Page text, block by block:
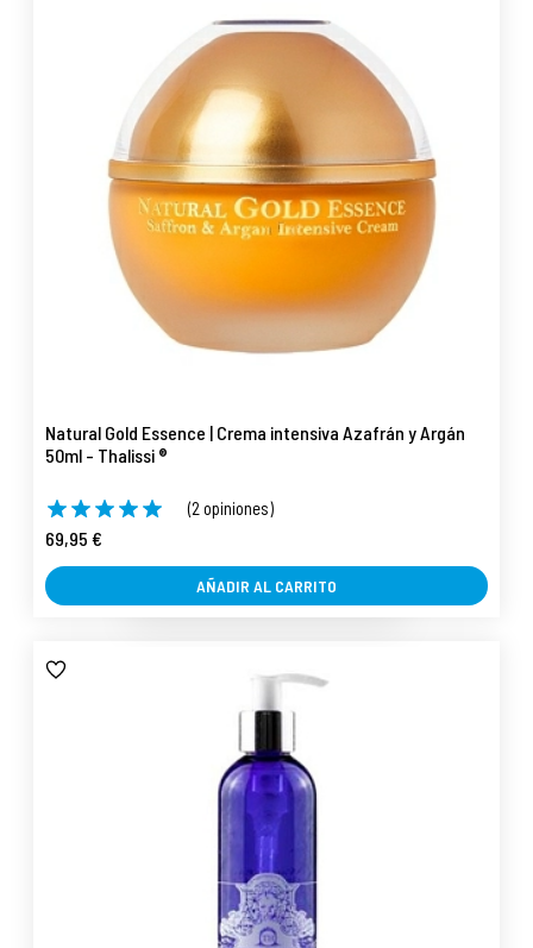
Natural Gold Essence | Crema intensiva Azafrán y Argán
50ml - Thalissi ®
(2 opiniones)
69,95 €
AÑADIR AL CARRITO